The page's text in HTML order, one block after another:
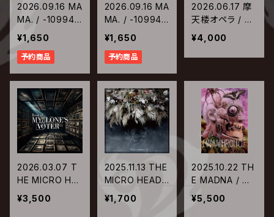
2026.09.16 MA
MA. / -10994m
【Type-A】
¥1,650
予約商品
2026.09.16 MA
MA. / -10994m
【Type-B】
¥1,650
予約商品
2026.06.17 摩
天楼オペラ / Ci
nematographe
¥4,000
2026.03.07 T
HE MICRO HE
AD 4N'S / Bes
t of MYCLON
¥3,500
2025.11.13 THE
MICRO HEAD
4N'S / Silent
Contrast
¥1,700
2025.10.22 TH
E MADNA / MA
NiACHRONiCL
E【初回限定盤】
¥5,500